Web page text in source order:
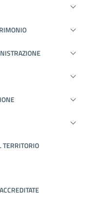
TERRITORIO